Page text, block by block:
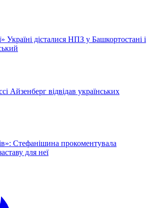
Україні дісталися НПЗ у Башкортостані і
Айзенберг відвідав українських
Стефанішина прокоментувала
для неї